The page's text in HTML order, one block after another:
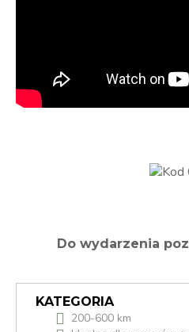
Do wydarzenia
KATEGORIA
200-600 km